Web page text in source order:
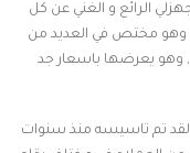
الرائع و الغني عن كل
وهو مختص في العديد من
, وهو يعرضها باسعار جد
لقد تم تاسيسه منذ سنوات